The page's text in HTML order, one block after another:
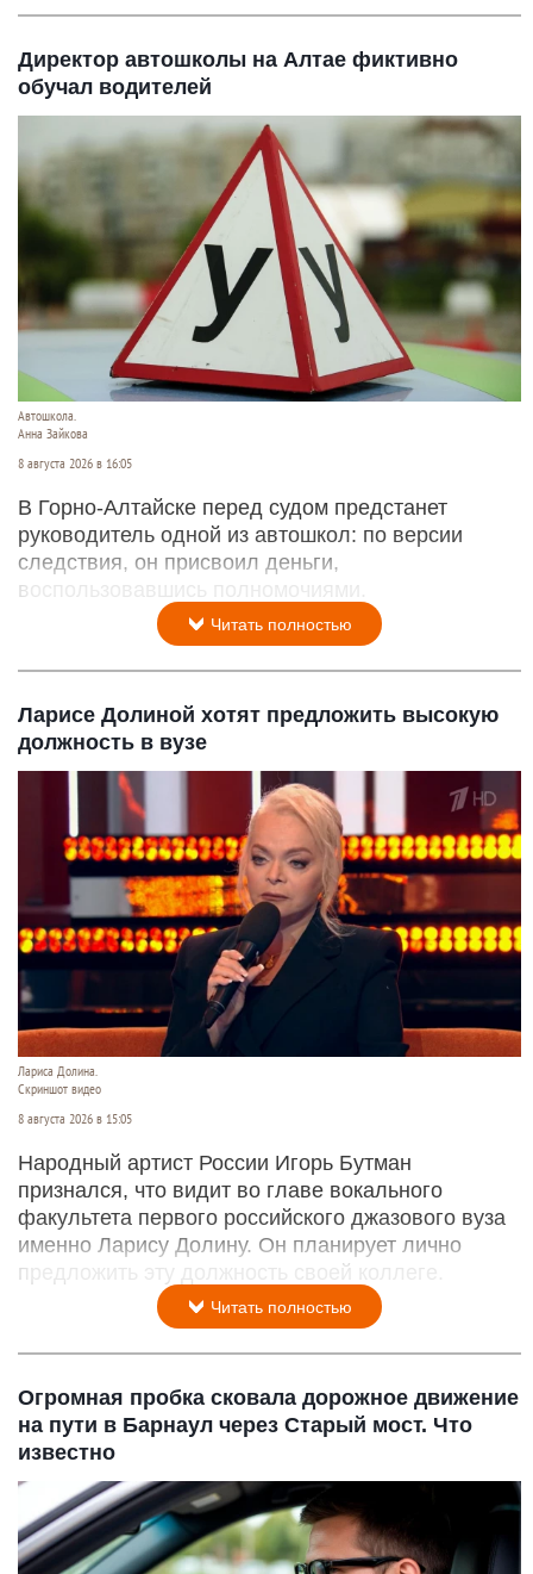
Директор автошколы на Алтае фиктивно
обучал водителей
Автошкола.
Анна Зайкова
8 августа 2026 в 16:05
В Горно-Алтайске перед судом предстанет
руководитель одной из автошкол: по версии
следствия, он присвоил деньги,
воспользовавшись полномочиями.
Читать полностью
Ларисе Долиной хотят предложить высокую
должность в вузе
Лариса Долина.
Скриншот видео
8 августа 2026 в 15:05
Народный артист России Игорь Бутман
признался, что видит во главе вокального
факультета первого российского джазового вуза
именно Ларису Долину. Он планирует лично
предложить эту должность своей коллеге.
Читать полностью
Огромная пробка сковала дорожное движение
на пути в Барнаул через Старый мост. Что
известно